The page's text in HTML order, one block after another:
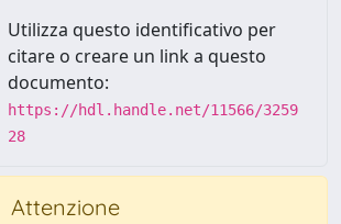
Utilizza questo identificativo per
citare o creare un link a questo
documento:
https://hdl.handle.net/11566/3259
28
Attenzione